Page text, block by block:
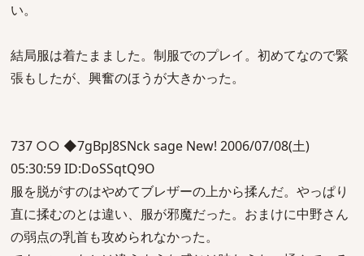
い。
結局服は着たまました。制服でのプレイ。初めてなので緊
張もしたが、興奮のほうが大きかった。
737 ○○ ◆7gBpJ8SNck sage New! 2006/07/08(土)
05:30:59 ID:DoSSqtQ9O
服を脱がすのはやめてブレザーの上から揉んだ。やっぱり
直に揉むのとは違い、服が邪魔だった。おまけに中野さん
の弱点の乳首も攻められなかった。